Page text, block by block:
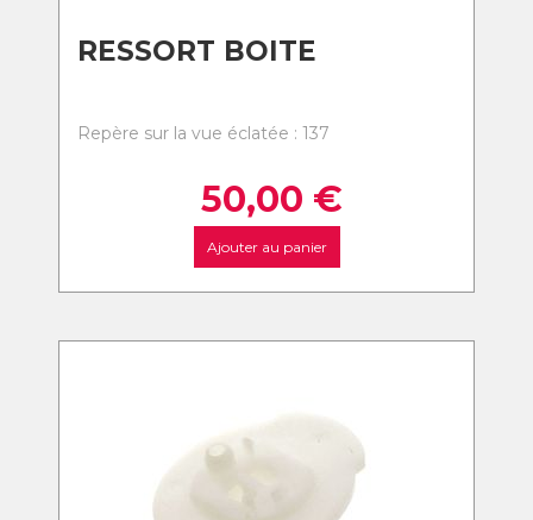
RESSORT BOITE
Repère sur la vue éclatée : 137
50,00 €
Ajouter au panier